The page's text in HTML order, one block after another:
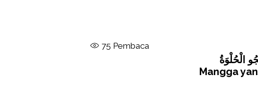
75 Pembaca
الْحُلْوَةُ
Mangga